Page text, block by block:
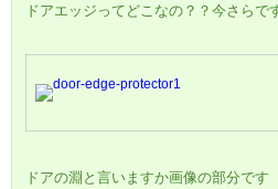
ドアエッジってどこなの？？今さらで
ドアの淵と言いますか画像の部分です